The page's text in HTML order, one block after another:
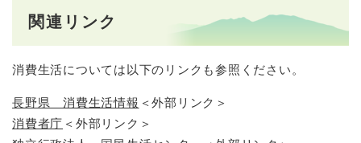
関連リンク
消費生活については以下のリンクも参照ください。
長野県 消費生活情報 ＜外部リンク＞
消費者庁 ＜外部リンク＞